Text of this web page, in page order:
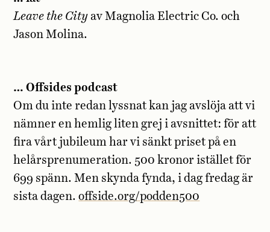
Leave the City av Magnolia Electric Co. och
Jason Molina.
… Offsides podcast
Om du inte redan lyssnat kan jag avslöja att vi
nämner en hemlig liten grej i avsnittet: för att
fira vårt jubileum har vi sänkt priset på en
helårsprenumeration. 500 kronor istället för
699 spänn. Men skynda fynda, i dag fredag är
sista dagen.offside.org/podden500